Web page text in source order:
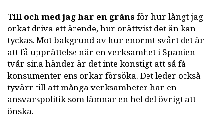
Till och med jag har en gräns för hur långt jag
orkat driva ett ärende, hur orättvist det än kan
tyckas. Mot bakgrund av hur enormt svårt det är
att få upprättelse när en verksamhet i Spanien
tvår sina händer är det inte konstigt att så få
konsumenter ens orkar försöka. Det leder också
tyvärr till att många verksamheter har en
ansvarspolitik som lämnar en hel del övrigt att
önska.